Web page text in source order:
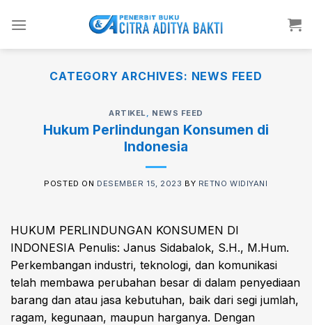
CATEGORY ARCHIVES: NEWS FEED
ARTIKEL, NEWS FEED
Hukum Perlindungan Konsumen di
Indonesia
POSTED ON DESEMBER 15, 2023 BY RETNO WIDIYANI
HUKUM PERLINDUNGAN KONSUMEN DI
INDONESIA Penulis: Janus Sidabalok, S.H., M.Hum.
Perkembangan industri, teknologi, dan komunikasi
telah membawa perubahan besar di dalam penyediaan
barang dan atau jasa kebutuhan, baik dari segi jumlah,
ragam, kegunaan, maupun harganya. Dengan